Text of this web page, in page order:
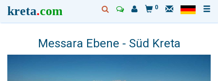
kreta.com 0
Messara Ebene - Süd Kreta